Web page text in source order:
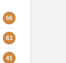
66
83
41